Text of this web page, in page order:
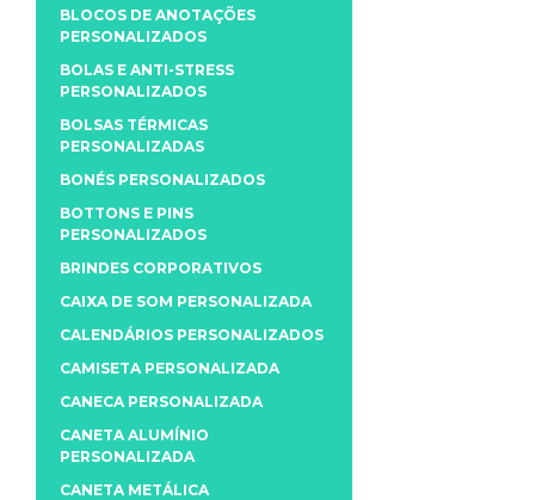
BLOCOS DE ANOTAÇÕES
PERSONALIZADOS
BOLAS E ANTI-STRESS
PERSONALIZADOS
BOLSAS TÉRMICAS
PERSONALIZADAS
BONÉS PERSONALIZADOS
BOTTONS E PINS
PERSONALIZADOS
BRINDES CORPORATIVOS
CAIXA DE SOM PERSONALIZADA
CALENDÁRIOS PERSONALIZADOS
CAMISETA PERSONALIZADA
CANECA PERSONALIZADA
CANETA ALUMÍNIO
PERSONALIZADA
CANETA METÁLICA